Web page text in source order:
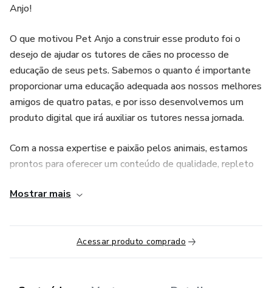
Anjo!
O que motivou Pet Anjo a construir esse produto foi o
desejo de ajudar os tutores de cães no processo de
educação de seus pets. Sabemos o quanto é importante
proporcionar uma educação adequada aos nossos melhores
amigos de quatro patas, e por isso desenvolvemos um
produto digital que irá auxiliar os tutores nessa jornada.
Com a nossa expertise e paixão pelos animais, estamos
prontos para oferecer um conteúdo de qualidade, repleto
seus cães de forma eficiente e respeitosa. Acreditamos
para te ajudar nessa missão.
O curso é composto por módulos que abordam os desafios
Mostrar mais
Acessar produto comprado